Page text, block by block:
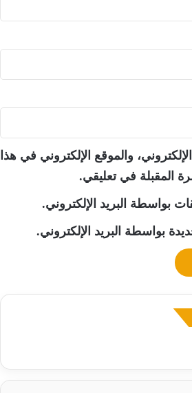
والموقع الإلكتروني في هذا
المقبلة في تعليقي.
بواسطة البريد الإلكتروني.
بواسطة البريد الإلكتروني.